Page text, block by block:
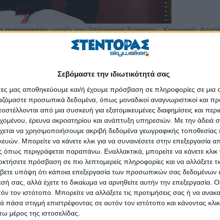
Σεβόμαστε την ιδιωτικότητά σας
μας αποθηκεύουμε και/ή έχουμε πρόσβαση σε πληροφορίες σε
προσωπικά δεδομένα, όπως μοναδικοί αναγνωριστικοί και
από μια συσκευή για εξατομικευμένες διαφημίσεις και
έρευνα ακροατηρίου και ανάπτυξη υπηρεσιών. Με την άδειά
να χρησιμοποιήσουμε ακριβή δεδομένα γεωγραφικής τοποθεσίας
Μπορείτε να κάνετε κλικ για να συναινέσετε στην επεξεργασία
περιγράφεται παραπάνω. Εναλλακτικά, μπορείτε να κάνετε κλικ
πρόσβαση σε πιο λεπτομερείς πληροφορίες και να αλλάξετε
υπόψη ότι κάποια επεξεργασία των προσωπικών σας δεδομένων
σας, αλλά έχετε το δικαίωμα να αρνηθείτε αυτήν την επεξεργασία.
τον ιστότοπο. Μπορείτε να αλλάξετε τις προτιμήσεις σας ή να
στιγμή επιστρέφοντας σε αυτόν τον ιστότοπο και κάνοντας
μέρος της ιστοσελίδας.
συνεργασίαςμεταξύ του Υπουργείου Εργασίας , Κοινωνικής
που συνυπέγραψαν την Παρασκευή 2 Νοεμβρίου η
Οικονομίας κ. Ευάγγελος Νικολαΐδης και ο πρόεδρος
ανάπτυξη του πεδίου της κοινωνικής και αλληλέγγυας οικονομίας
επιστημονικών και ερευνητικών δεδομένων στον σχεδιασμό
για τη δημιουργία θέσεων εργασίας και εισοδήματος, καθώς και
σύστασηκοινών ομάδων εργασίας, την υλοποίηση
προγραμμάτων βραχείας διάρκειας προς
ερευνών, τη συγγραφή μελετών και την παροχή